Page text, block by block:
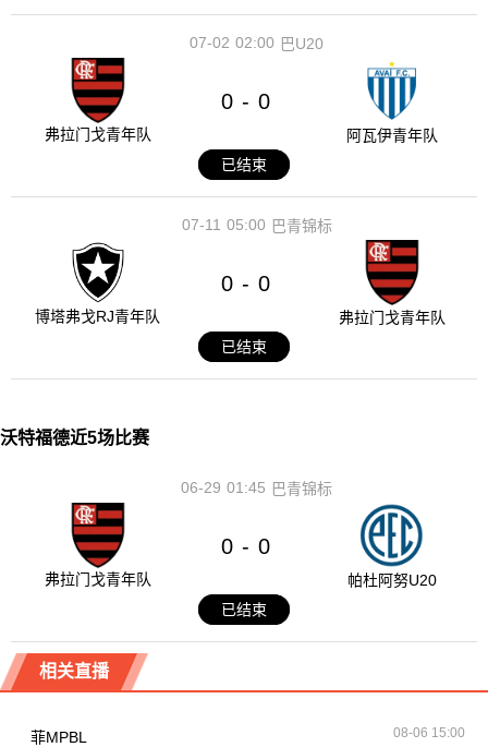
02:00
07-02 巴U20
弗拉门戈青年队
0 - 0
阿瓦伊青年队
已结束
05:00
07-11 巴青锦标
博塔弗戈RJ青年队
0 - 0
弗拉门戈青年队
已结束
沃特福德近5场比赛
01:45
06-29 巴青锦标
弗拉门戈青年队
0 - 0
帕杜阿努U20
已结束
相关直播
菲MPBL 08-06 15:00